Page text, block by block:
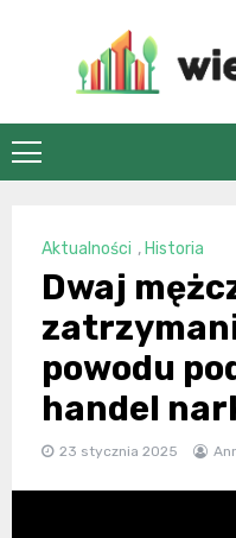
Aktualności , Historia
Dwaj
powodu
handel
23 stycznia 2025